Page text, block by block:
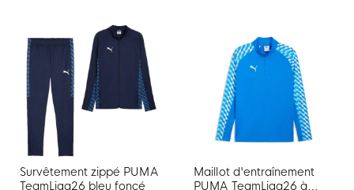
Survêtement zippé PUMA
TeamLiga26 bleu foncé
Maillot d'entraînement
PUMA TeamLiga26 à